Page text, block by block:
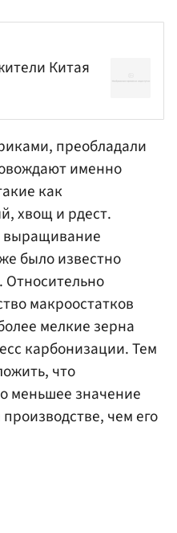
Китая
преобладали
именно
как
хвощ и рдест.
выращивание
было известно
макроостатков
мелкие зерна
карбонизации. Тем
что
меньшее значение
чем его